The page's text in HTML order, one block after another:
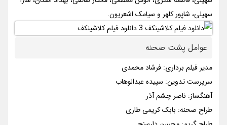
سهیلی، شاپور کلهر و سیامک اشعریون.
عوامل پشت صحنه
مدیر فیلم برداری: فرشاد محمدی
سرپرست تدوین: سپیده عبدالوهاب
آهنگساز: ناصر چشم آذر
طراح صحنه: بابک کریمی طاری